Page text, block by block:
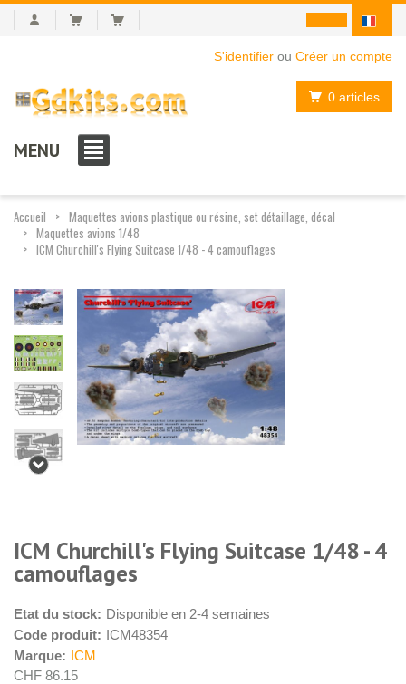
S'identifier ou Créer un compte
0 articles
MENU
Accueil
Maquettes avions plastique ou résine, set détaillage, décal
Maquettes avions 1/48
ICM Churchill's Flying Suitcase 1/48 - 4 camouflages
ICM Churchill's Flying Suitcase 1/48 - 4
camouflages
Etat du stock: Disponible en 2-4 semaines
Code produit: ICM48354
Marque: ICM
CHF 86.15